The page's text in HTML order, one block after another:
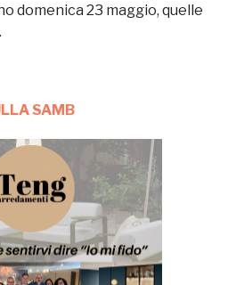
domenica 23 maggio, quelle
SAMB